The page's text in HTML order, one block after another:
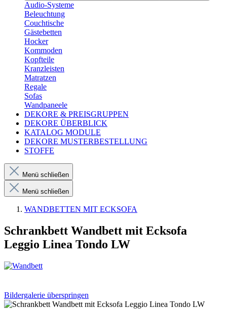
Audio-Systeme
Beleuchtung
Couchtische
Gästebetten
Hocker
Kommoden
Kopfteile
Kranzleisten
Matratzen
Regale
Sofas
Wandpaneele
DEKORE & PREISGRUPPEN
DEKORE ÜBERBLICK
KATALOG MODULE
DEKORE MUSTERBESTELLUNG
STOFFE
Menü schließen
Menü schließen
WANDBETTEN MIT ECKSOFA
Schrankbett Wandbett mit Ecksofa
Leggio Linea Tondo LW
Bildergalerie überspringen